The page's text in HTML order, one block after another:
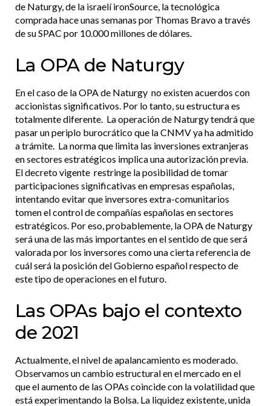
de Naturgy, de la israelí ironSource, la tecnológica
comprada hace unas semanas por Thomas Bravo a través
de su SPAC por 10.000 millones de dólares.
La OPA de Naturgy
En el caso de la OPA de Naturgy no existen acuerdos con
accionistas significativos. Por lo tanto, su estructura es
totalmente diferente. La operación de Naturgy tendrá que
pasar un periplo burocrático que la CNMV ya ha admitido
a trámite. La norma que limita las inversiones extranjeras
en sectores estratégicos implica una autorización previa.
El decreto vigente restringe la posibilidad de tomar
participaciones significativas en empresas españolas,
intentando evitar que inversores extra-comunitarios
tomen el control de compañías españolas en sectores
estratégicos. Por eso, probablemente, la OPA de Naturgy
será una de las más importantes en el sentido de que será
valorada por los inversores como una cierta referencia de
cuál será la posición del Gobierno español respecto de
este tipo de operaciones en el futuro.
Las OPAs bajo el contexto
de 2021
Actualmente, el nivel de apalancamiento es moderado.
Observamos un cambio estructural en el mercado en el
que el aumento de las OPAs coincide con la volatilidad que
está experimentando la Bolsa. La liquidez existente, unida